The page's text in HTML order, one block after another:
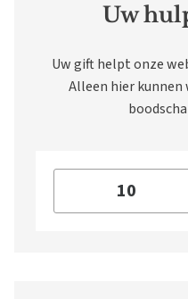
Uw
Uw gift helpt onze
Alleen hier kunnen